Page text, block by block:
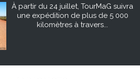
À partir du 24 juillet, TourMaG suivra
une expédition de plus de 5 000
kilomètres à travers...